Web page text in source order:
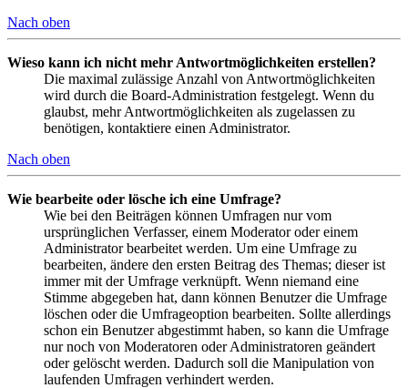
Nach oben
Wieso kann ich nicht mehr Antwortmöglichkeiten erstellen?
Die maximal zulässige Anzahl von Antwortmöglichkeiten
wird durch die Board-Administration festgelegt. Wenn du
glaubst, mehr Antwortmöglichkeiten als zugelassen zu
benötigen, kontaktiere einen Administrator.
Nach oben
Wie bearbeite oder lösche ich eine Umfrage?
Wie bei den Beiträgen können Umfragen nur vom
ursprünglichen Verfasser, einem Moderator oder einem
Administrator bearbeitet werden. Um eine Umfrage zu
bearbeiten, ändere den ersten Beitrag des Themas; dieser ist
immer mit der Umfrage verknüpft. Wenn niemand eine
Stimme abgegeben hat, dann können Benutzer die Umfrage
löschen oder die Umfrageoption bearbeiten. Sollte allerdings
schon ein Benutzer abgestimmt haben, so kann die Umfrage
nur noch von Moderatoren oder Administratoren geändert
oder gelöscht werden. Dadurch soll die Manipulation von
laufenden Umfragen verhindert werden.